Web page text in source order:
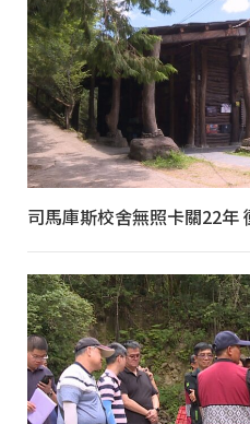
司馬庫斯校舍無照卡關22年